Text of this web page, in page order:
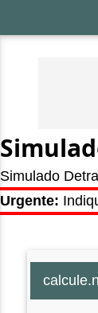
Simulado
Urgente: